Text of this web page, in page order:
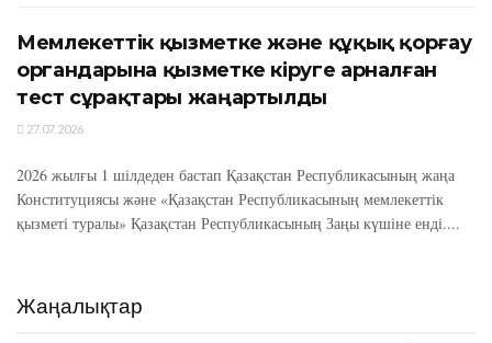
Мемлекеттік қызметке және құқық қорғау
органдарына қызметке кіруге арналған
тест сұрақтары жаңартылды
27.07.2026
2026 жылғы 1 шілдеден бастап Қазақстан Республикасының жаңа
Конституциясы және «Қазақстан Республикасының мемлекеттік
қызметі туралы» Қазақстан Республикасының Заңы күшіне енді....
Жаңалықтар